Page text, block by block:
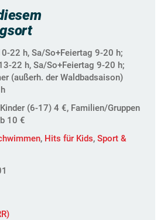
22 h, Sa/So+Feiertag 9-20 h;
22 h, Sa/So+Feiertag 9-20 h;
(außerh. der Waldbadsaison)
(6-17) 4 €, Familien/Gruppen
10 €
, Hits für Kids, Sport &